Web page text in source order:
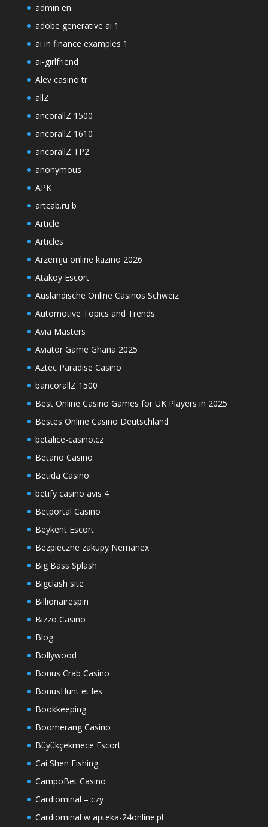
admin en.
adobe generative ai 1
ai in finance examples 1
ai-girlfriend
Alev casino tr
allZ
ancorallZ 1500
ancorallZ 1610
ancorallZ TP2
anonymous
APK
artcab.ru b
Article
Articles
Ārzemju online kazino 2026
Ataköy Escort
Ausländische Online Casinos Schweiz
Automotive Topics and Trends
Avia Masters
Aviator Game Ghana 2025
Aztec Paradise Casino
bancorallZ 1500
Best Online Casino Games for UK Players in 2025
Bestes Online Casino Deutschland
betalice-casino.cz
Betano Casino
Betida Casino
betify casino avis 4
Betportal Casino
Beykent Escort
Bezpieczne zakupy Nemanex
Big Bass Splash
Bigclash site
Billionairespin
Bizzo Casino
Blog
Bollywood
Bonus Crab Casino
BonusHunt et les
Bookkeeping
Boomerang Casino
Büyükçekmece Escort
Cai Shen Fishing
CampoBet Casino
Cardiominal – czy
Cardiominal w apteka-24online.pl